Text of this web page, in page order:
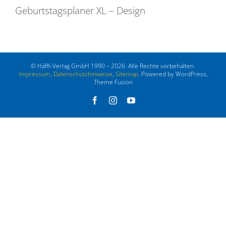
Geburtstagsplaner XL – Design
© Häfft-Verlag GmbH 1990 – 2026. Alle Rechte vorbehalten.
Impressum, Datenschutzhinweise, Sitemap. Powered by WordPress,
Theme Fusion
FacebookInstagramYouTube